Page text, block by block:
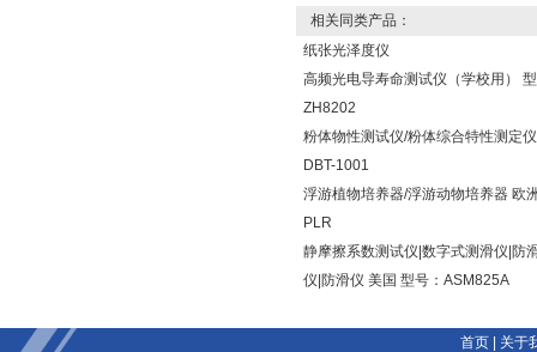
相关同类产品：
纸张光泽度仪
高频光电导寿命测试仪（学校用）
ZH8202
粉体物性测试仪/粉体综合特性测定
DBT-1001
浮游植物培养器/浮游动物培养器 欧
PLR
静摩擦系数测试仪|数字式测滑仪|防
仪|防滑仪 美国 型号：ASM825A
首页|
关于